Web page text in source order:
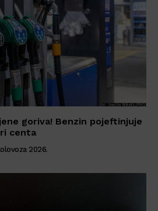
goriva! Benzin pojeftinjuje
centa
2026.